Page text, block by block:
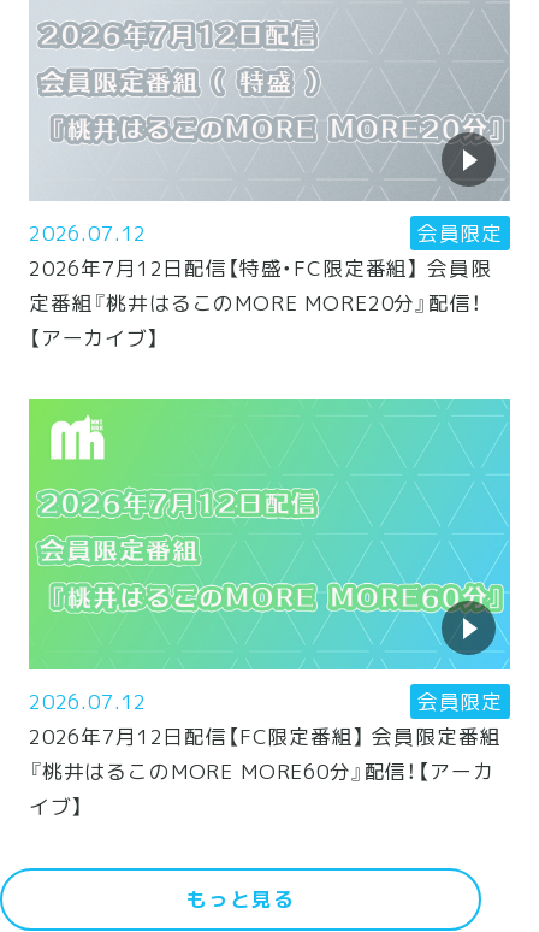
もっと見る
2026.07.12
会員限定
2026年7月12日配信【特盛・FC限定番組】 会員限
定番組『桃井はるこのMORE MORE20分』配信！
【アーカイブ】
2026.07.12
会員限定
2026年7月12日配信【FC限定番組】 会員限定番組
『桃井はるこのMORE MORE60分』配信！【アーカ
イブ】